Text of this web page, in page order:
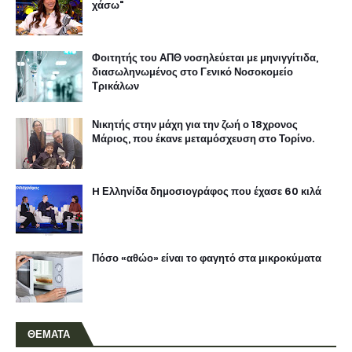
χάσω"
Φοιτητής του ΑΠΘ νοσηλεύεται με μηνιγγίτιδα,
διασωληνωμένος στο Γενικό Νοσοκομείο
Τρικάλων
Νικητής στην μάχη για την ζωή ο 18χρονος
Μάριος, που έκανε μεταμόσχευση στο Τορίνο.
H Ελληνίδα δημοσιογράφος που έχασε 60 κιλά
Πόσο «αθώο» είναι το φαγητό στα μικροκύματα
ΘΕΜΑΤΑ